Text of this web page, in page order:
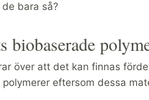
bara så?
biobaserade
över att det kan finnas
eftersom dessa